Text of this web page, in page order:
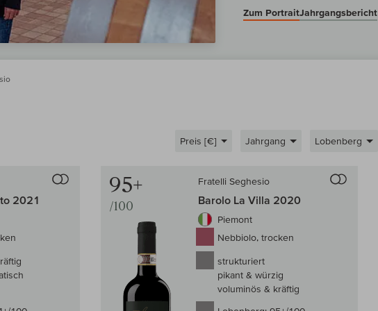
Zum PortraitJahrgangsbericht
Preis [€] Jahrgang Lobenberg
2021
95+
/100
Fratelli Seghesio
Barolo La Villa 2020
Piemont
Nebbiolo, trocken
strukturiert
pikant & würzig
voluminös & kräftig